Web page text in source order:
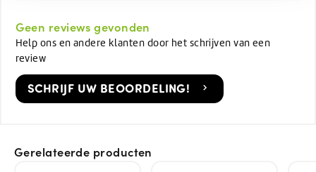
Geen reviews gevonden
Help ons en andere klanten door het schrijven van een
review
SCHRIJF UW BEOORDELING!
Gerelateerde producten